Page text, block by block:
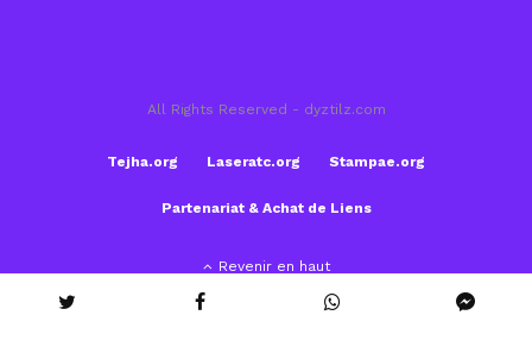
All Rights Reserved - dyztilz.com
Tejha.org Laseratc.org Stampae.org
Partenariat & Achat de Liens
Revenir en haut